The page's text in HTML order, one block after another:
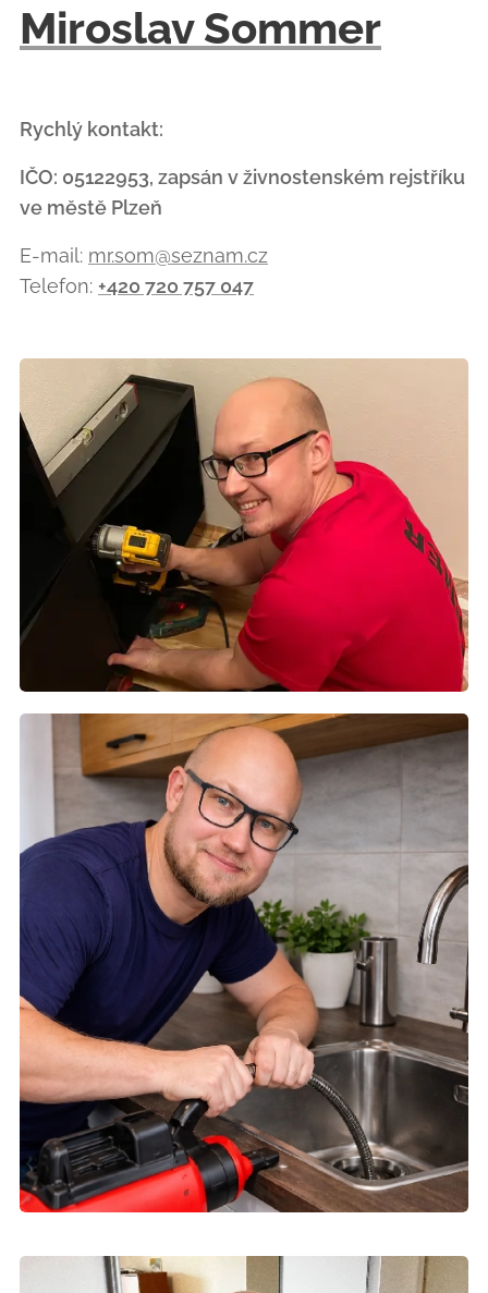
Miroslav Sommer
Rychlý kontakt:
IČO: 05122953, zapsán v živnostenském rejstříku
ve městě Plzeň
E-mail: mr.som@seznam.cz
Telefon: +420 720 757 047